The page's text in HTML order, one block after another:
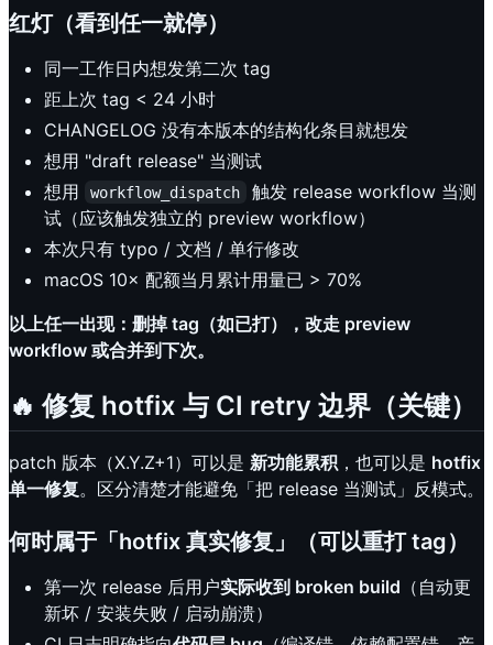
红灯（看到任一就停）
同一工作日内想发第二次 tag
距上次 tag < 24 小时
CHANGELOG 没有本版本的结构化条目就想发
想用 "draft release" 当测试
想用
workflow_dispatch
触发 release workflow 当测
试（应该触发独立的 preview workflow）
本次只有 typo / 文档 / 单行修改
macOS 10× 配额当月累计用量已 > 70%
以上任一出现：删掉 tag（如已打），改走 preview
workflow 或合并到下次。
🔥 修复 hotfix 与 CI retry 边界（关键）
patch 版本（X.Y.Z+1）可以是 新功能累积 ，也可以是 hotfix
单一修复。区分清楚才能避免「把 release 当测试」反模式。
何时属于「hotfix 真实修复」（可以重打 tag）
第一次 release 后用户实际收到 broken build （自动更
新坏 / 安装失败 / 启动崩溃）